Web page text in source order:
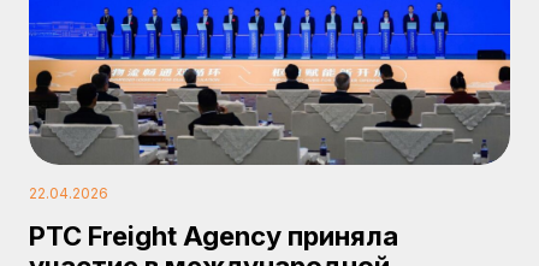
22.04.2026
PTC Freight Agency приняла